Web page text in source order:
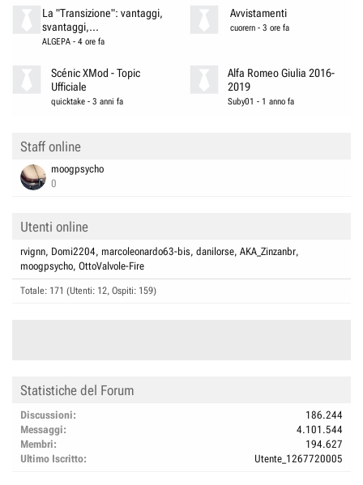
La "Transizione": vantaggi,
svantaggi,...
ALGEPA- 4 ore fa
Avvistamenti
cuorern - 3 ore fa
Scénic XMod - Topic
Ufficiale
quicktake -3 anni fa
Alfa Romeo Giulia 2016-
2019
Suby01 - 1 anno fa
Staff online
moogpsycho
0
Utenti online
rvignn Domi2204 marcoleonardo63-bis danilorse AKA_Zinzanbr
moogpsycho OttoValvole-Fire
Totale: 171 (Utenti: 12, Ospiti: 159)
Statistiche del Forum
Discussioni
186.244
Messaggi
4.101.544
Membri
194.627
Ultimo Iscritto
Utente_1267720005